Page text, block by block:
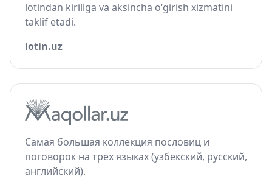
lotindan kirillga va aksincha o‘girish xizmatini
taklif etadi.
lotin.uz
Самая большая коллекция пословиц и
поговорок на трёх языках (узбекский, русский,
английский).